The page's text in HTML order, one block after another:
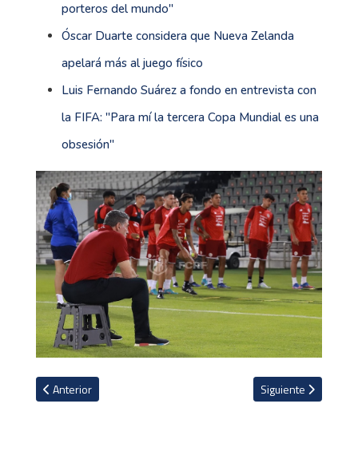
porteros del mundo''
Óscar Duarte considera que Nueva Zelanda
apelará más al juego físico
Luis Fernando Suárez a fondo en entrevista con
la FIFA: ''Para mí la tercera Copa Mundial es una
obsesión''
Artículo anterior: ¿Por dónde se podrá ver el repechaje de la
Anterior Artículo siguiente:
Siguiente